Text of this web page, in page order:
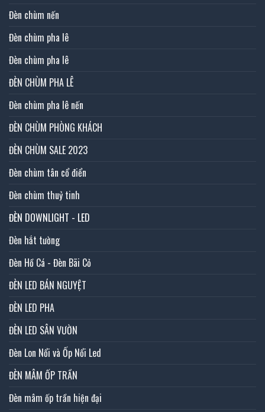
Đèn chùm nến
Đèn chùm pha lê
Đèn chùm pha lê
ĐÈN CHÙM PHA LÊ
Đèn chùm pha lê nến
ĐÈN CHÙM PHÒNG KHÁCH
ĐÈN CHÙM SALE 2023
Đèn chùm tân cổ điển
Đèn chùm thuỷ tinh
ĐÈN DOWNLIGHT - LED
Đèn hắt tường
Đèn Hồ Cá - Đèn Bãi Cỏ
ĐÈN LED BÁN NGUYỆT
ĐÈN LED PHA
ĐÈN LED SÂN VƯỜN
Đèn Lon Nổi và Ốp Nổi Led
ĐÈN MÂM ỐP TRẦN
Đèn mâm ốp trần hiện đại